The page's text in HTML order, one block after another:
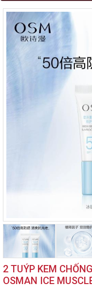
2 TUÝP KEM
OSMAN ICE